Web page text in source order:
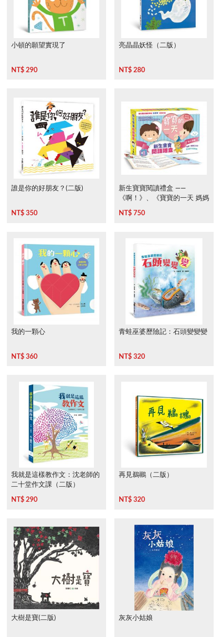
小頓的願望實現了
NT$ 290
亮晶晶妖怪（二版）
NT$ 280
誰是你的好朋友？(二版)
NT$ 350
新生寶寶閱讀禮盒 ——
《啊！》、《寶寶的一天 媽媽
的一天》
NT$ 750
我的一顆心
NT$ 360
青蛙巫婆歷險記：石頭變變變
NT$ 320
我就是這樣教作文：沈老師的
二十堂作文課（二版）
NT$ 290
再見鵜鶘（二版）
NT$ 320
大樹是寶(二版) 灰灰小姑娘